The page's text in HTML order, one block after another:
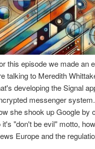
n
I
n
h
a
l
r
e
n
I
n
h
this episode we made an
talking to Meredith
developing the Signal
messenger
she shook up Google by
it's "don't be evil" motto,
Europe and the